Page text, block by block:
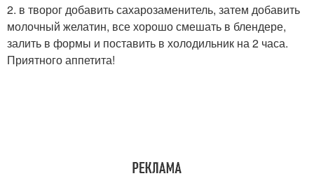
2. в творог добавить сахарозаменитель, затем добавить
молочный желатин, все хорошо смешать в блендере,
залить в формы и поставить в холодильник на 2 часа.
Приятного аппетита!